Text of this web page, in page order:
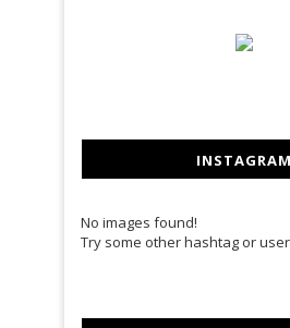
INSTAGRAM
No images found!
Try some other hashtag or